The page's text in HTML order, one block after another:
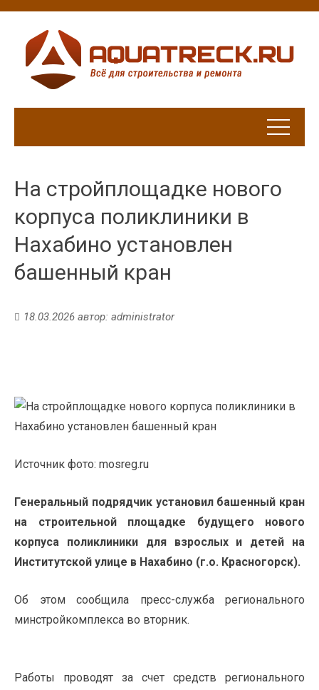
На стройплощадке нового
корпуса поликлиники в
Нахабино установлен
башенный кран
18.03.2026 автор: administrator
Источник фото: mosreg.ru
Генеральный подрядчик установил башенный кран
на строительной площадке будущего нового
корпуса поликлиники для взрослых и детей на
Институтской улице в Нахабино (г.о. Красногорск).
Об этом сообщила пресс-служба регионального
минстройкомплекса во вторник.
Работы проводят за счет средств регионального